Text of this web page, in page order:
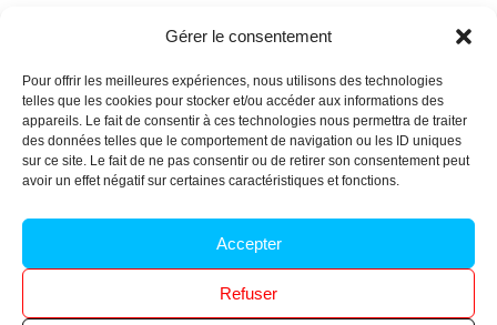
Gérer le consentement
Pour offrir les meilleures expériences, nous utilisons des technologies
telles que les cookies pour stocker et/ou accéder aux informations des
appareils. Le fait de consentir à ces technologies nous permettra de traiter
des données telles que le comportement de navigation ou les ID uniques
sur ce site. Le fait de ne pas consentir ou de retirer son consentement peut
avoir un effet négatif sur certaines caractéristiques et fonctions.
Accepter
Refuser
Archives n-6
Politique de confidentialité–